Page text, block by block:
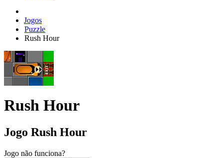
Jogos
Puzzle
Rush Hour
Rush Hour
Jogo Rush Hour
Jogo não funciona?